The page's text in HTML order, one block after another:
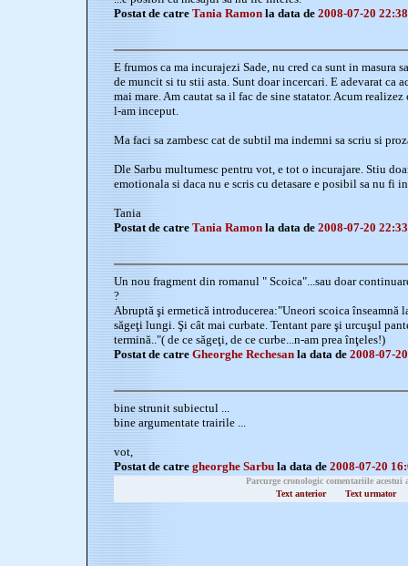
Postat de catre Tania Ramon la data de 2008-07-20
E frumos ca ma incurajezi Sade, nu cred ca sunt in masura
de muncit si tu stii asta. Sunt doar incercari. E adevarat ca
mai mare. Am cautat sa il fac de sine statator. Acum
l-am inceput.
Ma faci sa zambesc cat de subtil ma indemni sa scriu si
Dle Sarbu multumesc pentru vot, e tot o incurajare. Stiu
emotionala si daca nu e scris cu detasare e posibil sa nu fi
Tania
Postat de catre Tania Ramon la data de 2008-07-20
Un nou fragment din romanul " Scoica"...sau doar
?
Abruptă şi ermetică introducerea:"Uneori scoica înseamnă
săgeţi lungi. Şi cât mai curbate. Tentant pare şi urcuşul
termină.."( de ce săgeţi, de ce curbe...n-am prea înţeles!)
Postat de catre Gheorghe Rechesan la data de 2008-07-
bine strunit subiectul ...
bine argumentate trairile ...
vot,
Postat de catre gheorghe Sarbu la data de 2008-07-20
Parcurge cronologic comentariile acestui
Text anterior
Text urmator